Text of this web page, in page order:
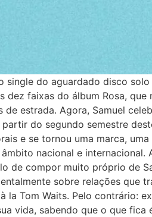
single do aguardado disco
dez faixas do álbum Rosa,
de estrada. Agora, Samuel
partir do segundo semestre
e se tornou uma marca,
nacional e
de compor muito próprio de
sobre relações que
à la Tom Waits. Pelo contrário:
vida, sabendo que o que